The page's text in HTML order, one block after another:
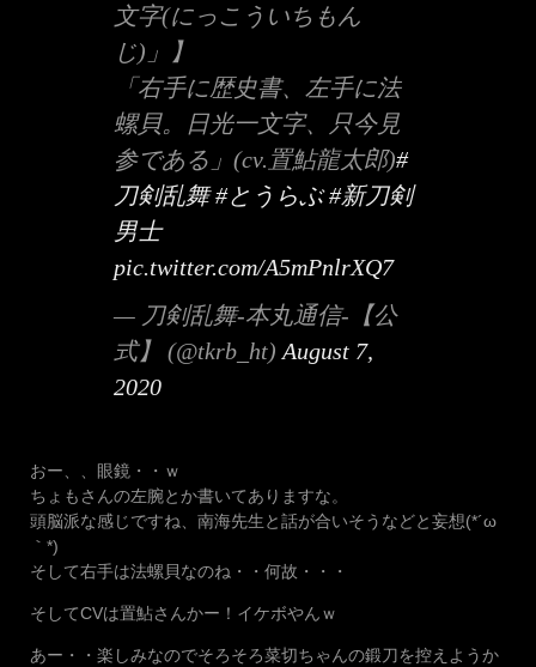
文字(にっこういちもん
じ)」】
「右手に歴史書、左手に法
螺貝。日光一文字、只今見
参である」(cv.置鮎龍太郎)#
刀剣乱舞 #とうらぶ #新刀剣
男士
pic.twitter.com/A5mPnlrXQ7
— 刀剣乱舞-本丸通信-【公
式】 (@tkrb_ht) August 7,
2020
おー、、眼鏡・・ｗ
ちょもさんの左腕とか書いてありますな。
頭脳派な感じですね、南海先生と話が合いそうなどと妄想(*´ω
｀*)
そして右手は法螺貝なのね・・何故・・・
そしてCVは置鮎さんかー！イケボやんｗ
あー・・楽しみなのでそろそろ菜切ちゃんの鍛刀を控えようか